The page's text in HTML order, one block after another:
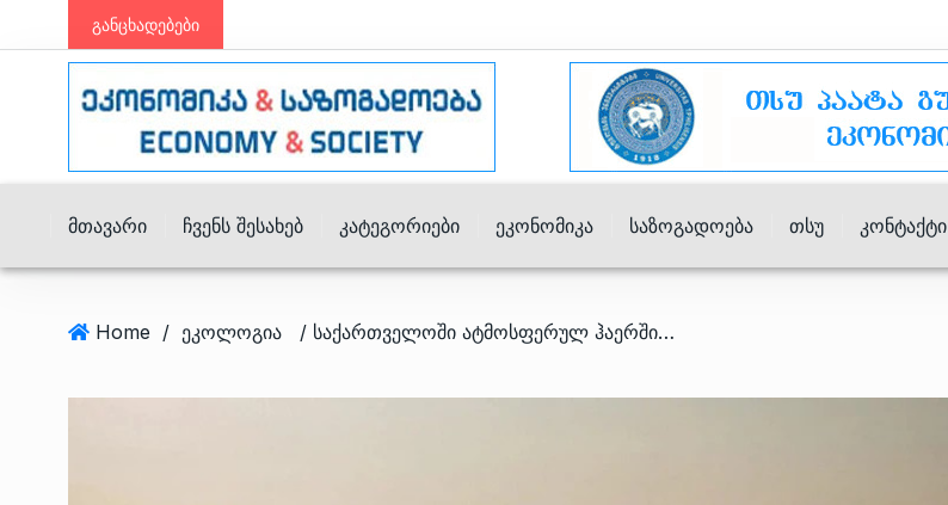
განცხადებები
Მთავარი Ჩვენს Შესახებ Კატეგორიები Ეკონომიკა Საზოგადოება Თსუ Კონტაქტი
Home / ეკოლოგია / საქართველოში ატმოსფერულ ჰაერში მყარი ნაწილაკების კონცენტრაცია კვლავ შეინიშნება – სააგენტოს განცხადება